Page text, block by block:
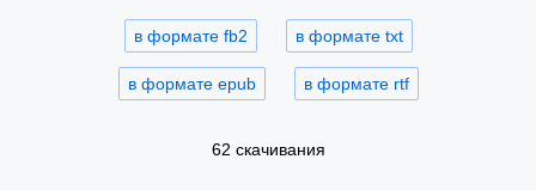
в формате fb2 в формате txt
в формате epub в формате rtf
62 скачивания